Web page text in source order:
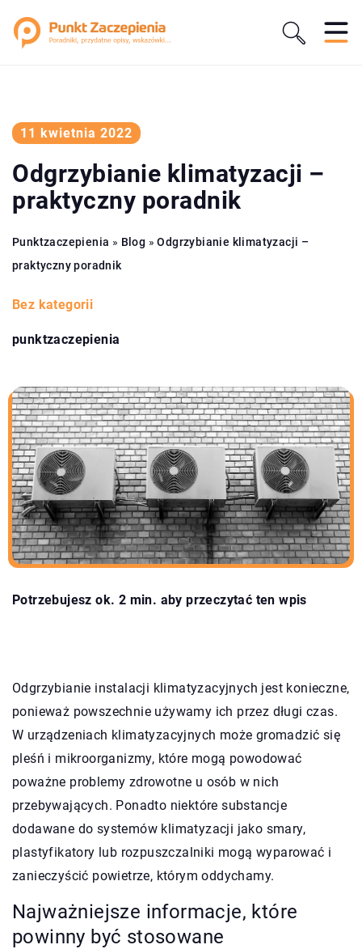
11 kwietnia 2022
Odgrzybianie klimatyzacji –
praktyczny poradnik
Punktzaczepienia » Blog »Odgrzybianie klimatyzacji –
praktyczny poradnik
Bez kategorii
punktzaczepienia
Potrzebujesz ok. 2 min. aby przeczytać ten wpis
Odgrzybianie instalacji klimatyzacyjnych jest konieczne,
ponieważ powszechnie używamy ich przez długi czas.
W urządzeniach klimatyzacyjnych może gromadzić się
pleśń i mikroorganizmy, które mogą powodować
poważne problemy zdrowotne u osób w nich
przebywających. Ponadto niektóre substancje
dodawane do systemów klimatyzacji jako smary,
plastyfikatory lub rozpuszczalniki mogą wyparować i
zanieczyścić powietrze, którym oddychamy.
Najważniejsze informacje, które
powinny być stosowane